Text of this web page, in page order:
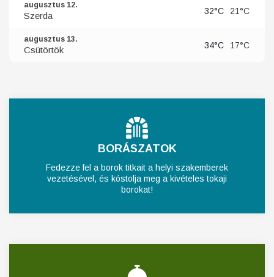
augusztus 12.
Szerda 32°C 21°C
augusztus 13.
Csütörtök 34°C 17°C
BORÁSZATOK
Fedezze fel a borok titkait a helyi szakemberek
vezetésével, és kóstolja meg a kivételes tokaji
borokat!